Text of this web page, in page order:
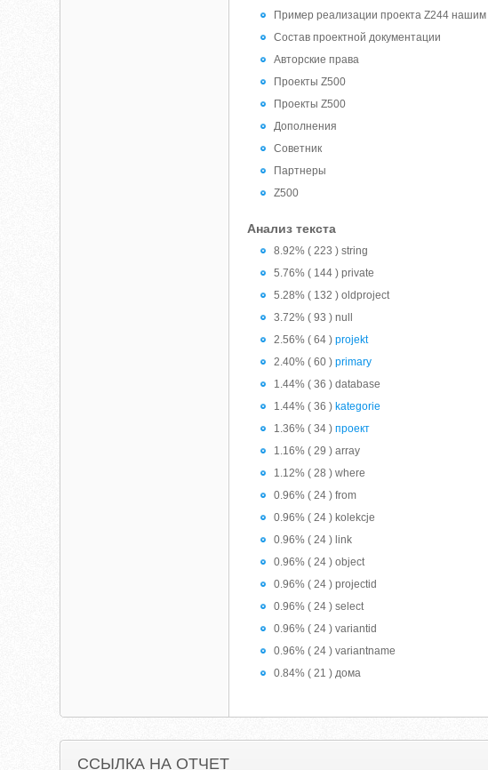
Пример реализации проекта Z244
Состав проектной документации
Авторские права
Проекты Z500
Проекты Z500
Дополнения
Советник
Партнеры
Z500
Анализ текста
8.92% ( 223 ) string
5.76% ( 144 ) private
5.28% ( 132 ) oldproject
3.72% ( 93 ) null
2.56% ( 64 )projekt
2.40% ( 60 )primary
1.44% ( 36 ) database
1.44% ( 36 ) kategorie
1.36% ( 34 )проект
1.16% ( 29 ) array
1.12% ( 28 ) where
0.96% ( 24 ) from
0.96% ( 24 ) kolekcje
0.96% ( 24 ) link
0.96% ( 24 ) object
0.96% ( 24 ) projectid
0.96% ( 24 ) select
0.96% ( 24 ) variantid
0.96% ( 24 ) variantname
0.84% ( 21 ) дома
ССЫЛКА НА ОТЧЕТ